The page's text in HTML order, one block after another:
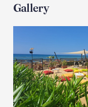
Gallery